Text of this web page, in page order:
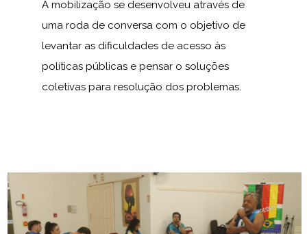
A mobilização se desenvolveu através de
uma roda de conversa com o objetivo de
levantar as dificuldades de acesso às
políticas públicas e pensar o soluções
coletivas para resolução dos problemas.